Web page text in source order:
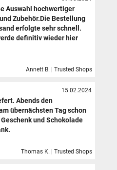
Auswahl hochwertiger
Zubehör.Die Bestellung
erfolgte sehr schnell.
definitiv wieder hier
Annett B. | Trusted Shops
15.02.2024
Abends den
übernächsten Tag schon
und Schokolade
Thomas K. | Trusted Shops